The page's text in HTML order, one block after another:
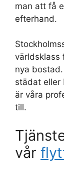
man att få
efterhand.
världsklass
nya
städat eller
är våra
till.
vår